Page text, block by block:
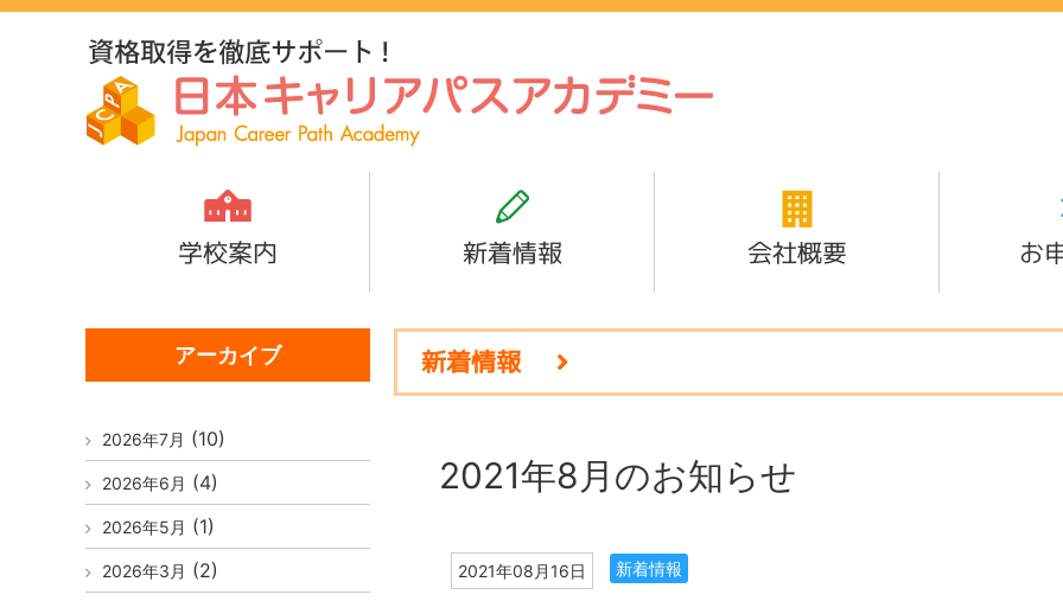
学校案内 新着情報 会社概要 お
新着情報
2021年8月のお知らせ
2021年08月16日 新着情報
アーカイブ
2026年7月 (10)
2026年6月 (4)
2026年5月 (1)
2026年3月 (2)